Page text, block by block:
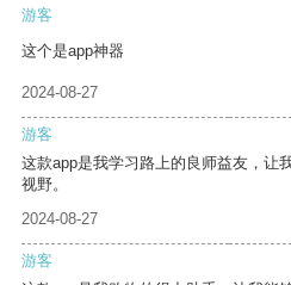
游客
这个是app神器
2024-08-27
游客
这款app是我学习路上的良师益友，让
视野。
2024-08-27
游客